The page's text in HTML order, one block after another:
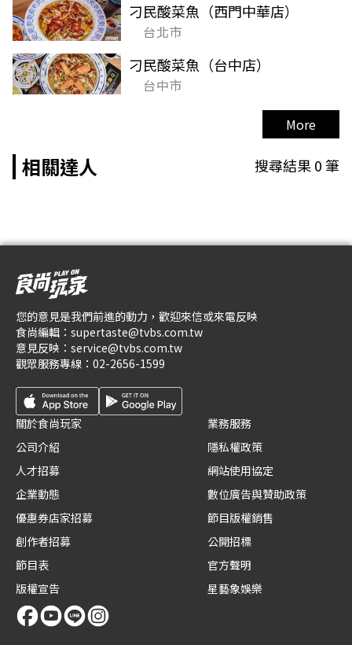
刁民酸菜魚（西門中華店）
台北市
刁民酸菜魚（台中店）
台中市
More
相關達人 搜尋結果0筆
您的意見是我們前進的動力，歡迎來信或來電反映
食尚編輯： supertaste@tvbs.com.tw
意見反映： service@tvbs.com.tw
觀眾服務專線： 02-2656-1599
關於食尚玩家
公司介紹
人才招募
企業動態
優惠券店家招募
創作者招募
節目表
版權宣告
業務服務
隱私權政策
網站使用協定
數位廣告與贊助政策
節目版權銷售
公開招標
官方聲明
星藝象娛樂